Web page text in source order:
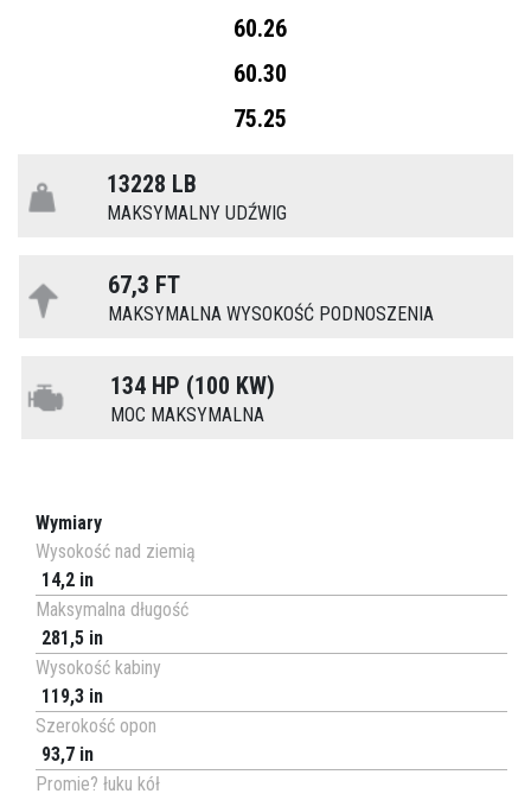
60.26
60.30
75.25
13228 LB
MAKSYMALNY UDŹWIG
67,3 FT
MAKSYMALNA WYSOKOŚĆ PODNOSZENIA
134 HP (100 KW)
MOC MAKSYMALNA
Wymiary
Wysokość nad ziemią
14,2 in
Maksymalna długość
281,5 in
Wysokość kabiny
119,3 in
Szerokość opon
93,7 in
Promie? łuku kół